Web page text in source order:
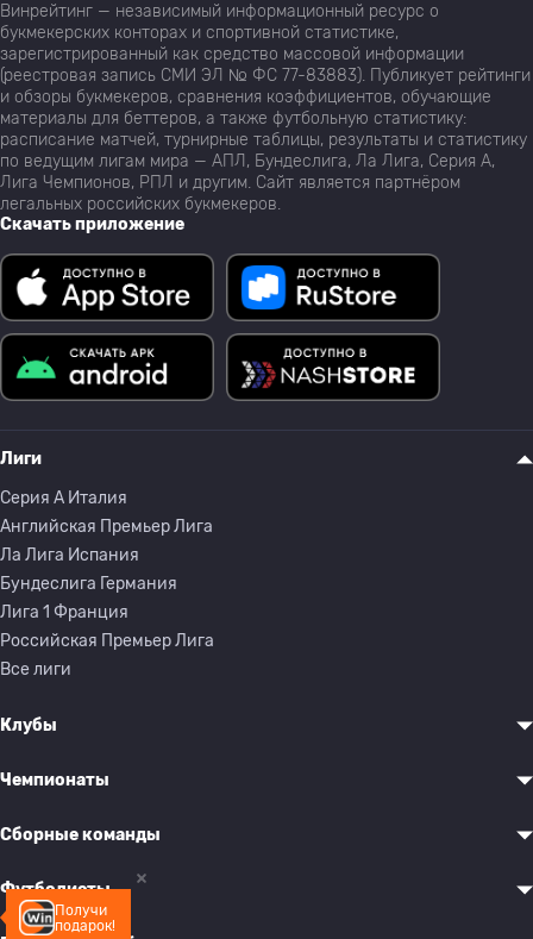
Получи
подарок!
Винрейтинг — независимый информационный ресурс о
букмекерских конторах и спортивной статистике,
зарегистрированный как средство массовой информации
(реестровая запись СМИ ЭЛ № ФС 77-83883). Публикует рейтинги
и обзоры букмекеров, сравнения коэффициентов, обучающие
материалы для беттеров, а также футбольную статистику:
расписание матчей, турнирные таблицы, результаты и статистику
по ведущим лигам мира — АПЛ, Бундеслига, Ла Лига, Серия А,
Лига Чемпионов, РПЛ и другим. Сайт является партнёром
легальных российских букмекеров.
Скачать приложение
Лиги
Серия A Италия
Английская Премьер Лига
Ла Лига Испания
Бундеслига Германия
Лига 1 Франция
Российская Премьер Лига
Все лиги
Клубы
Чемпионаты
Сборные команды
Футболисты